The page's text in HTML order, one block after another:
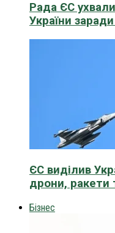
Рада ЄС
України
ЄС виділив
дрони, ракети
Бізнес